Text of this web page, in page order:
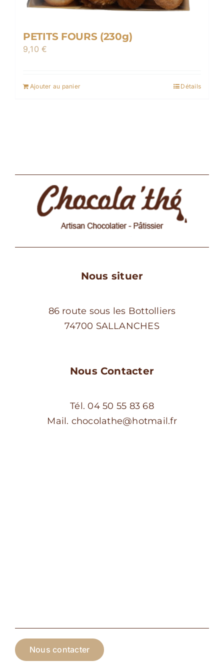
page
produit
PETITS FOURS (230g)
9,10€
Ajouter au panier Détails
Nous situer
86 route sous les Bottolliers
74700 SALLANCHES
Nous Contacter
Tél. 04 50 55 83 68
Mail. chocolathe@hotmail.fr
Nous contacter